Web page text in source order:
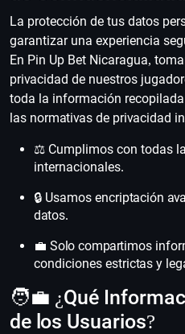
La protección de tus datos
garantizar una experiencia
En Pin Up Bet Nicaragua,
privacidad de nuestros
toda la información
las normativas de privacidad
⚖️ Cumplimos con todas
internacionales.
🔒 Usamos encriptación
datos.
💼 Solo compartimos
condiciones estrictas y
🧑‍💼 ¿Qué
de los Usuarios?